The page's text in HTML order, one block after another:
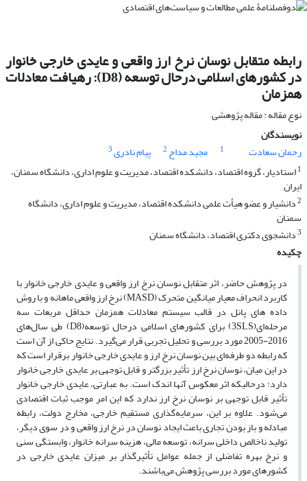
رابطه متقابل نوسان نرخ ارز واقعی و عایدی خارجی خانوار
در کشورهای اسلامی درحال توسعه (D8): رهیافت معادلات
همزمان
نوع مقاله : مقاله پژوهشی
نویسندگان
رحمان سعادت
1 مجید مداح 2 پیام نادری3
1استادیار، گروه اقتصاد، دانشکده اقتصاد، مدیریت و علوم اداری، دانشگاه سمنان،
ایران
2دانشیار و عضو هیأت علمی دانشکده اقتصاد، مدیریت و علوم اداری، دانشگاه
سمنان
3دانشجوی دکتری اقتصاد، دانشگاه سمنان
چکیده
در پژوهش حاضر، اثر متقابل نوسان نرخ ارز واقعی و عایدی خارجی خانوار با
کاربرد انحراف معیار میانگین متحرک (MASD) نرخ ارز واقعی ماهانه و با روش
داده های پانل در قالب سیستم معادلات همزمان حداقل مربعات سه
مرحله‌ای(3SLS) برای کشورهای اسلامی درحال توسعه(D8) طی سال‌های
2016-2005 مورد بررسی و تحلیل تجربی قرار می‌گیرد. نتایج حاکی از آن است
که رابطه دو طرفه‌ای بین نوسان نرخ ارز و عایدی خارجی خانوار برقرار است که
در این میان، نوسان نرخ ارز تأثیر بزرگتر و قابل توجهی بر عایدی خارجی خانوار
دارد؛ درحالیکه اثر معکوس آنها اندک است. به عبارتی، عایدی خارجی خانوار
تأثیر قابل توجهی بر نوسان نرخ ارز ندارد که این امر موجب ثبات اقتصادی
می‌شود. علاوه بر این، سرمایه‌گذاری مستقیم خارجی، مخارج دولت، رابطه
مبادله و باز بودن تجاری باعث ایجاد نوسان در نرخ ارز واقعی و در سوی دیگر،
تولید ناخالص داخلی سرانه، توسعه مالی، هزینه سرانه خانوار، وابستگی سنی
و نرخ بهره تفاضلی از جمله عوامل تأثیرگذار بر میزان عایدی خارجی در
کشورهای مورد بررسی پژوهش می‌باشند.